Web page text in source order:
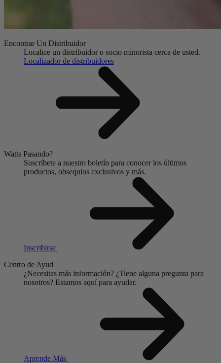
Encontrar Un Distribuidor
Localice un distribuidor o socio minorista cerca de usted.
Localizador de distribuidores
Watts Pasando?
Suscríbete a nuestro boletín para conocer los últimos
productos, obsequios exclusivos y más.
Inscribirse
Centro de Ayud
¿Necesitas más información? ¿Tiene alguna pregunta para
nosotros? Estamos aquí para ayudar.
Aprende Más